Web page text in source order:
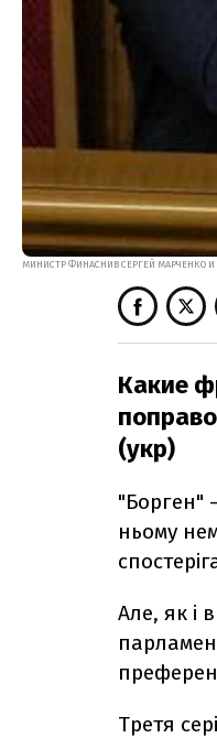
МИНИСТР ФИНАСНИВ СЕРГЕЙ МАРЧЕНКО
Какие
(укр)
"Борген"
ньому
Але, як і
Третя